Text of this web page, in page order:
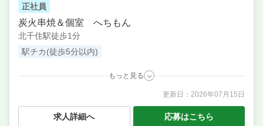
正社員
炭火串焼＆個室 へちもん
北千住駅徒歩1分
駅チカ(徒歩5分以内)
もっと見る
／ 料理長候補（シェフ・板長
など） ／ 店長候補・マネージャー ／ 調理・キッチン
スタッフ・板前
更新日： 2026年07月15日
求人詳細へ 応募はこちら